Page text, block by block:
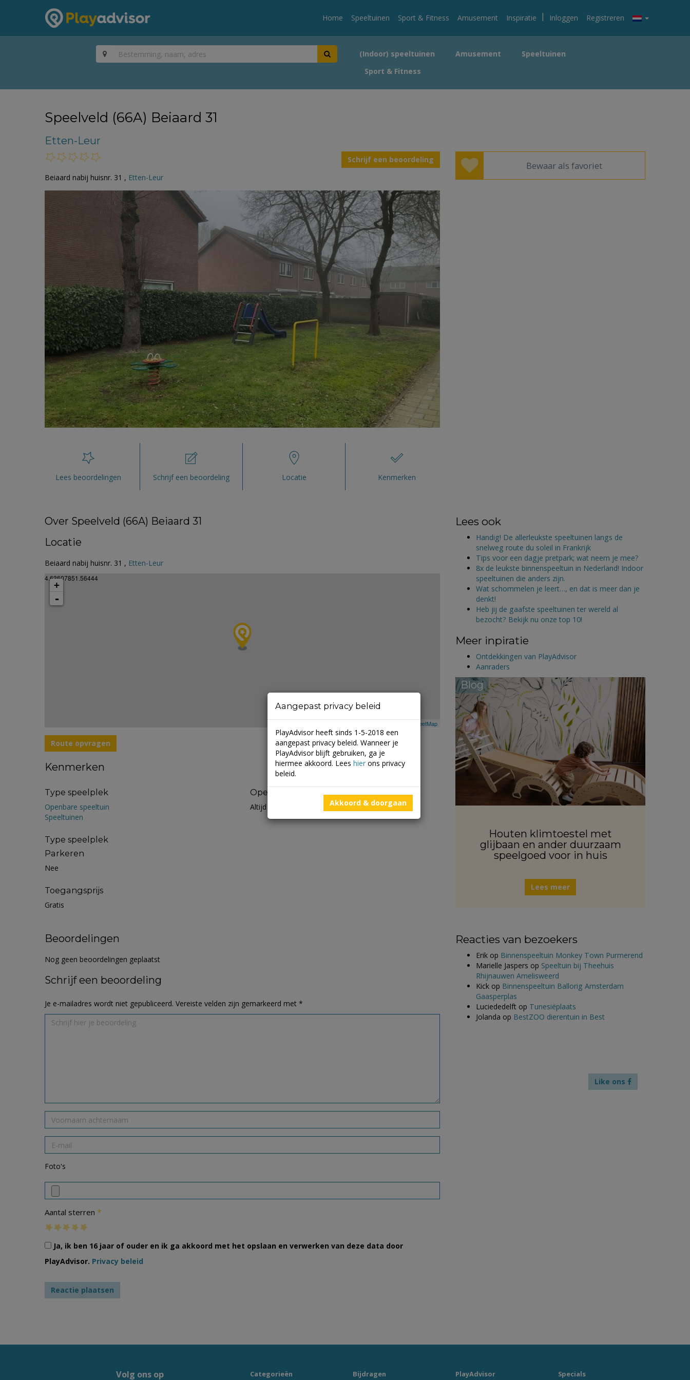
Home Speeltuinen Sport & Fitness Amusement Inspiratie | Inloggen Registreren
(Indoor) speeltuinen Amusement
Speeltuinen
Sport & Fitness
Speelveld (66A) Beiaard 31
Etten-Leur
Schrijf een beoordeling
Beiaard nabij huisnr. 31 , Etten-Leur
Bewaar als favoriet
Lees beoordelingen Schrijf een beoordeling Locatie Kenmerken
Over Speelveld (66A) Beiaard 31
Locatie
Beiaard nabij huisnr. 31 , Etten-Leur
4.63607851.56444
+
-
OpenStreetMap
Route opvragen
Kenmerken
Type speelplek
Openbare speeltuin
Speeltuinen
Type speelplek
Parkeren
Nee
Toegangsprijs
Gratis
Openingstijden
Altijd open
Beoordelingen
Nog geen beoordelingen geplaatst
Schrijf een beoordeling
Je e-mailadres wordt niet gepubliceerd. Vereiste velden zijn gemarkeerd met *
Foto's
Aantal sterren *
Ja, ik ben 16 jaar of ouder en ik ga akkoord met het opslaan en verwerken van deze data door
PlayAdvisor. Privacy beleid
Lees ook
Handig! De allerleukste speeltuinen langs de
snelweg route du soleil in Frankrijk
Tips voor een dagje pretpark; wat neem je mee?
8x de leukste binnenspeeltuin in Nederland! Indoor
speeltuinen die anders zijn.
Wat schommelen je leert…, en dat is meer dan je
denkt!
Heb jij de gaafste speeltuinen ter wereld al
bezocht? Bekijk nu onze top 10!
Meer inpiratie
Ontdekkingen van PlayAdvisor
Aanraders
Blog
Houten klimtoestel met
glijbaan en ander duurzaam
speelgoed voor in huis
Lees meer
Reacties van bezoekers
Erik op Binnenspeeltuin Monkey Town Purmerend
Marielle Jaspers op Speeltuin bij Theehuis
Rhijnauwen Amelisweerd
Kick op Binnenspeeltuin Ballorig Amsterdam
Gaasperplas
Luciededelft op Tunesiëplaats
Jolanda op BestZOO dierentuin in Best
Like ons
Volg ons op Categorieën Bijdragen PlayAdvisor Specials
Aangepast privacy beleid
PlayAdvisor heeft sinds 1-5-2018 een
aangepast privacy beleid. Wanneer je
PlayAdvisor blijft gebruiken, ga je
hiermee akkoord. Lees hier ons privacy
beleid.
Akkoord & doorgaan